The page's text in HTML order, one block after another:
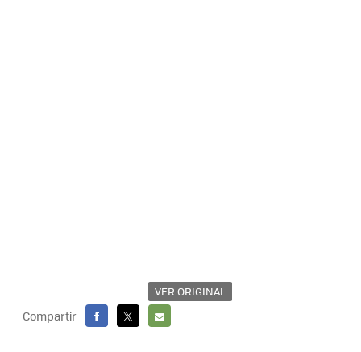
VER ORIGINAL
Compartir
FACEBOOK
X
E-